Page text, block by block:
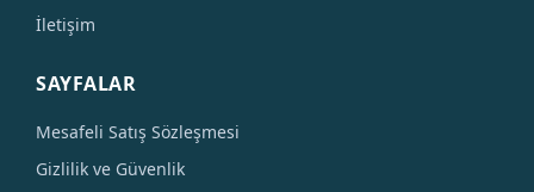
İletişim
SAYFALAR
Mesafeli Satış Sözleşmesi
Gizlilik ve Güvenlik